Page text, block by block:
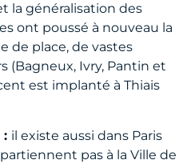
la généralisation des
ont poussé à nouveau la
de place, de vastes
(Bagneux, Ivry, Pantin et
est implanté à Thiais
: il existe aussi dans Paris
pas à la Ville de